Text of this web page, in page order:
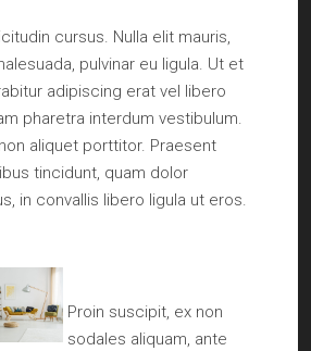
cursus. Nulla elit mauris,
pulvinar eu ligula. Ut et
adipiscing erat vel libero
pharetra interdum vestibulum.
aliquet porttitor. Praesent
tincidunt, quam dolor
in convallis libero ligula ut eros.
Proin suscipit, ex non
sodales aliquam, ante